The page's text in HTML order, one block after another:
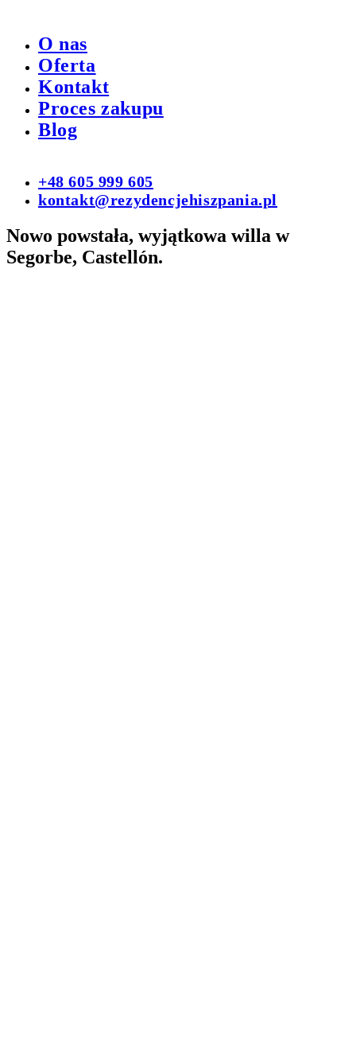
O nas
Oferta
Kontakt
Proces zakupu
Blog
+48 605 999 605
kontakt@rezydencjehiszpania.pl
Nowo powstała, wyjątkowa willa w
Segorbe, Castellón.